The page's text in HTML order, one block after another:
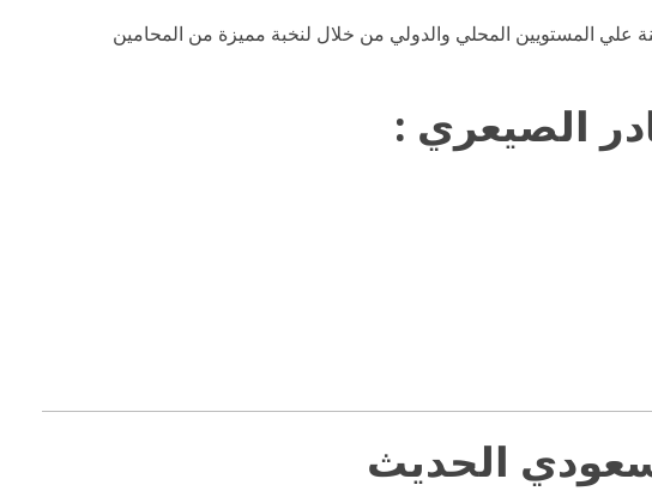
علي المستويين المحلي والدولي من خلال لنخبة مميزة من المحامين
الصيعري :
الحديث